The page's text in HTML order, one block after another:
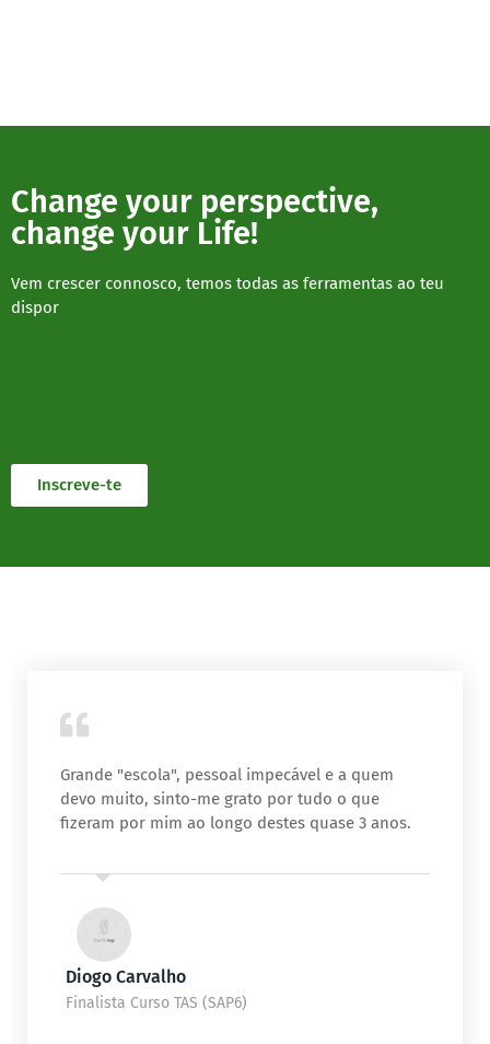
Change your perspective,
change your Life!
Vem crescer connosco, temos todas as ferramentas ao teu
dispor
Inscreve-te
Grande "escola", pessoal impecável e a quem
devo muito, sinto-me grato por tudo o que
fizeram por mim ao longo destes quase 3 anos.
Diogo Carvalho
Finalista Curso TAS (SAP6)